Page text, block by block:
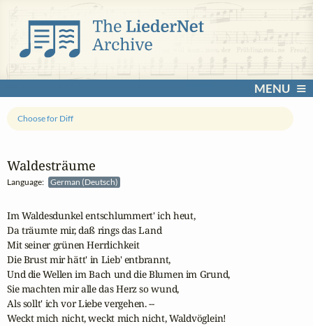
MENU
Waldesträume
Language: German (Deutsch)
Choose for Diff
Im Waldesdunkel entschlummert' ich heut,
Da träumte mir, daß rings das Land
Mit seiner grünen Herrlichkeit
Die Brust mir hätt' in Lieb' entbrannt,
Und die Wellen im Bach und die Blumen im Grund,
Sie machten mir alle das Herz so wund,
Als sollt' ich vor Liebe vergehen. --
Weckt mich nicht, weckt mich nicht, Waldvöglein!